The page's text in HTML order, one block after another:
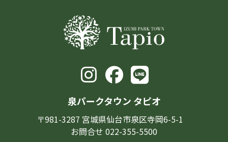
泉パークタウン タピオ
〒981-3287 宮城県仙台市泉区寺岡6-5-1
お問合せ 022-355-5500